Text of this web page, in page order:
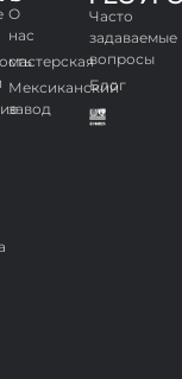
О
нас
мастерская
Мексиканский
завод
Часто
задаваемые
вопросы
Блог